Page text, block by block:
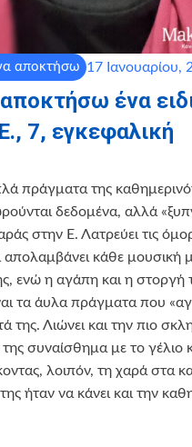
αποκτήσω 17 Ιανουαρίου,
ένα
7, εγκεφαλική
πράγματα της
δεδομένα, αλλά
στην Ε. Λατρεύει τις
κάθε μουσική
ενώ η αγάπη και η στοργή
τα άυλα πράγματα που
της. Λιώνει και την πιο
συναίσθημα με το γέλιο
λοιπόν, τη χαρά στα
ήταν να κάνει και την